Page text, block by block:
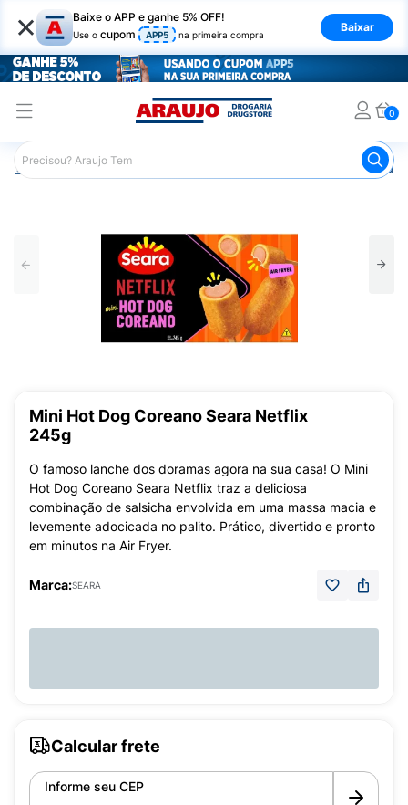
× Baixe o APP e ganhe 5% OFF!
Use o cupom APP5 na primeira compra
Baixar
0
Araujo Mercado Alimentos Congelados e de Geladeira
Mini Hot Dog Coreano Seara Netflix
245g
O famoso lanche dos doramas agora na sua casa! O Mini
Hot Dog Coreano Seara Netflix traz a deliciosa
combinação de salsicha envolvida em uma massa macia e
levemente adocicada no palito. Prático, divertido e pronto
em minutos na Air Fryer.
Marca:SEARA
Calcular frete
Informe seu CEP